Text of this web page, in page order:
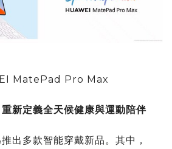
MatePad Pro Max
新定義全天候健康與運動陪伴
出多款智能穿戴新品。其中，